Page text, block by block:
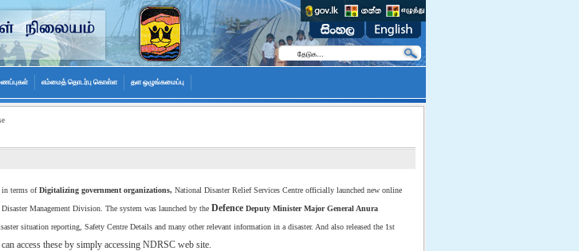
எம்மைத் தொடர்பு கொள்ள தள ஒழுங்கமைப்பு
in terms ofDigitalizing government organizations, National Disaster Relief Services Centre officially launched new online
Management Division. The system was launched by the Defence Deputy Minister Major General Anura
situation reporting, Safety Centre Details and many other relevant information in a disaster. And also released the 1st
access these by simply accessing NDRSC web site.